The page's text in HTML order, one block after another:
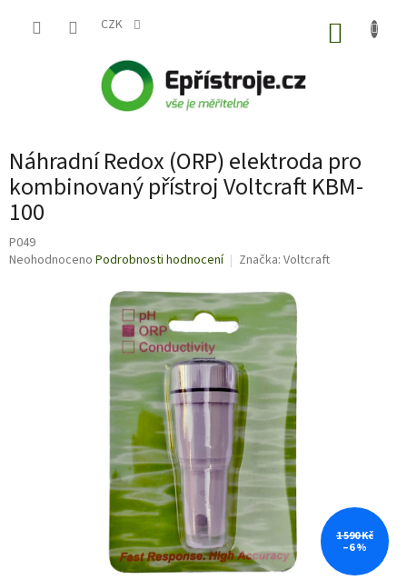
CZK
Náhradní Redox (ORP) elektroda pro
kombinovaný přístroj Voltcraft KBM-
100
P049
Průměrné
Neohodnoceno Podrobnosti hodnocení Značka: Voltcraft
1 590 Kč
–6 %